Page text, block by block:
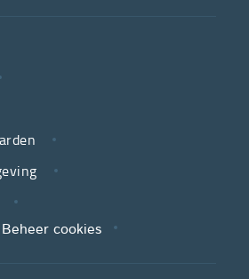
Beheer cookies